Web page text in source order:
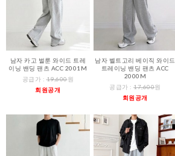
남자 카고 벌룬 와이드 트레
이닝 밴딩 팬츠 ACC 2001M
공급가 :19,600원
회원공개
남자 벨트고리 베이직 와이드
트레이닝 밴딩 팬츠 ACC
2000M
공급가 :17,600원
회원공개